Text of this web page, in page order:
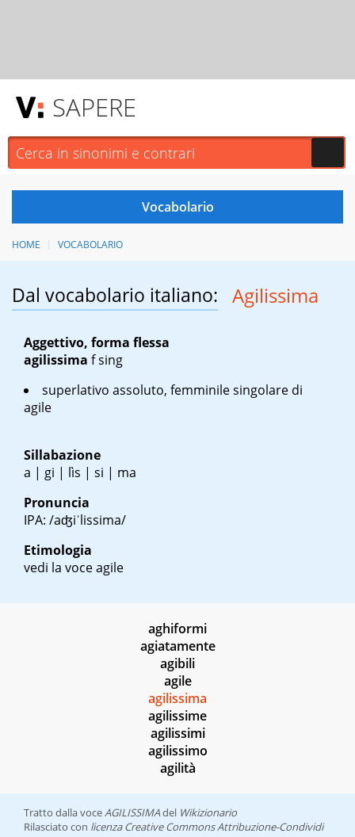
SAPERE
HOME VOCABOLARIO
Dal vocabolario italiano: Agilissima
Aggettivo, forma flessa
agilissima f sing
superlativo assoluto, femminile singolare di
agile
Sillabazione
a | gi | lìs | si | ma
Pronuncia
IPA: /aʤiˈlissima/
Etimologia
vedi la voce agile
aghiformi
agiatamente
agibili
agile
agilissima
agilissime
agilissimi
agilissimo
agilità
Tratto dalla voceAGILISSIMAdel Wikizionario
Rilasciato con licenza Creative Commons Attribuzione-Condividi